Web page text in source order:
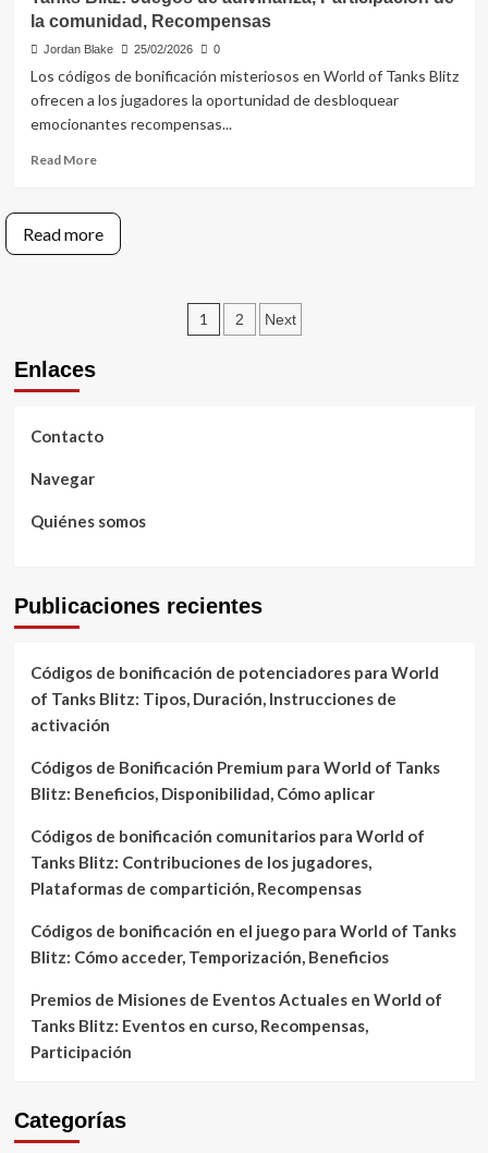
de
oro
World
of
Tanks
Fechas
caducidad,
límites
de
la comunidad, Recompensas
Jordan Blake 25/02/2026 0
Los códigos de bonificación misteriosos en World of Tanks Blitz
ofrecen a los jugadores la oportunidad de desbloquear
emocionantes recompensas...
Read MoreRead
Códigos
de
Bonificación
adivinanza,
comunidad,
Read more
Posts
1 2 Next
Enlaces
Contacto
Navegar
Quiénes somos
Publicaciones recientes
Códigos de bonificación de potenciadores para World
of Tanks Blitz: Tipos, Duración, Instrucciones de
activación
Códigos de Bonificación Premium para World of Tanks
Blitz: Beneficios, Disponibilidad, Cómo aplicar
Códigos de bonificación comunitarios para World of
Tanks Blitz: Contribuciones de los jugadores,
Plataformas de compartición, Recompensas
Códigos de bonificación en el juego para World of Tanks
Blitz: Cómo acceder, Temporización, Beneficios
Premios de Misiones de Eventos Actuales en World of
Tanks Blitz: Eventos en curso, Recompensas,
Participación
Categorías